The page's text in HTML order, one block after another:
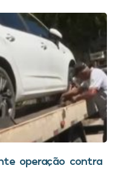
operação contra